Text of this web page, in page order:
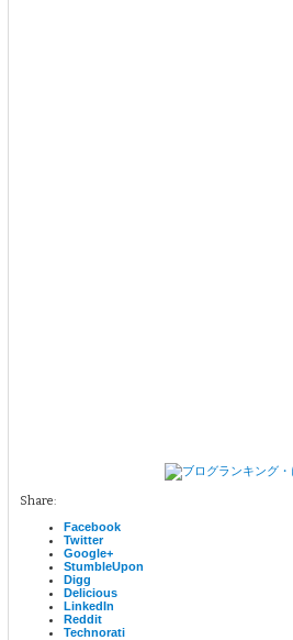
Share:
Facebook
Twitter
Google+
StumbleUpon
Digg
Delicious
LinkedIn
Reddit
Technorati